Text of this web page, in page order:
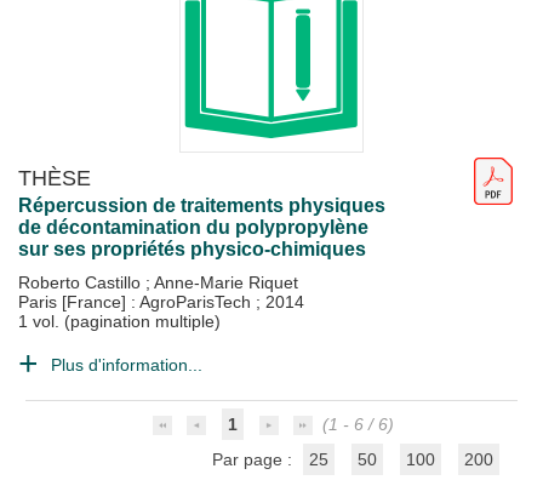
THÈSE
Répercussion de traitements physiques
de décontamination du polypropylène
sur ses propriétés physico-chimiques
Roberto Castillo ; Anne-Marie Riquet
Paris [France] : AgroParisTech ; 2014
1 vol. (pagination multiple)
Plus d'information...
1
(1 - 6 / 6)
Par page :
25 50 100 200